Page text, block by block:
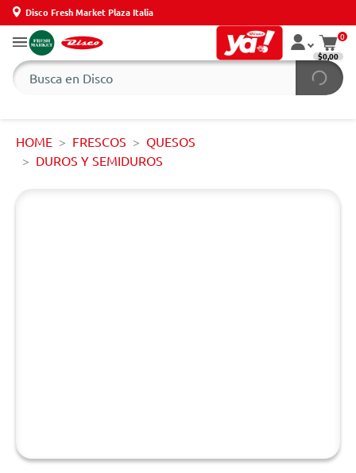
Disco Fresh Market Plaza Italia
0
$0,00
HOME FRESCOS
QUESOS
DUROS Y SEMIDUROS